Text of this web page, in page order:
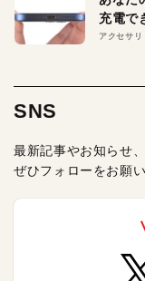
充電で
アクセサリ
SNS
最新記事やお知らせ
ぜひフォローをお願い